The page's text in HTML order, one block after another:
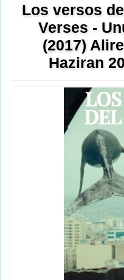
Los versos
Verses -
(2017)
Haziran